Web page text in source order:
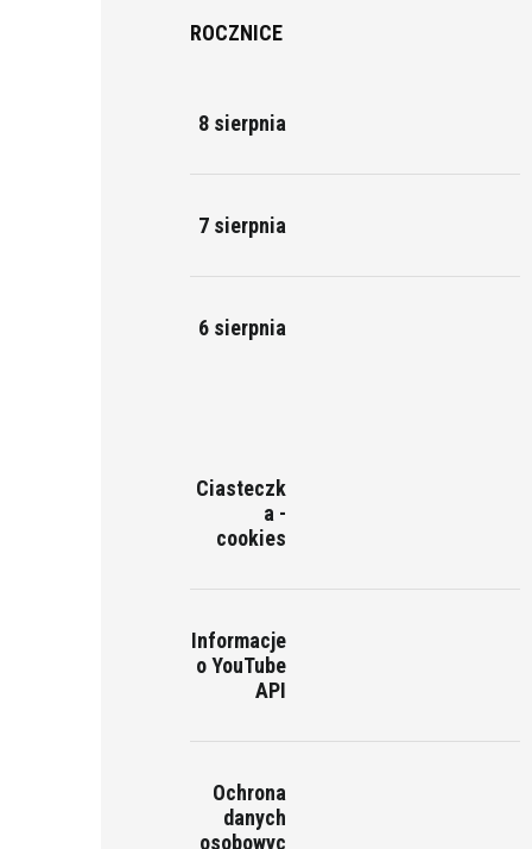
ROCZNICE
8 sierpnia
7 sierpnia
6 sierpnia
Ciasteczk
a -
cookies
Informacje
o YouTube
API
Ochrona
danych
osobowyc